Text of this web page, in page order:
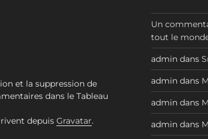
et la suppression de
dans le Tableau
depuis Gravatar.
Un
tout le
admindans
admindans
admindans
admindans